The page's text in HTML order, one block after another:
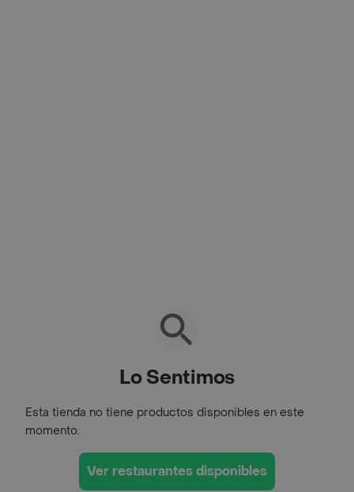
Lo Sentimos
Esta tienda no tiene productos disponibles en este
momento.
Ver restaurantes disponibles